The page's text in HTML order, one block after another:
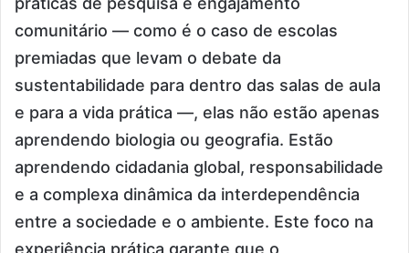
comunitário — como é o caso de escolas
premiadas que levam o debate da
sustentabilidade para dentro das salas de aula
e para a vida prática —, elas não estão apenas
aprendendo biologia ou geografia. Estão
aprendendo cidadania global, responsabilidade
e a complexa dinâmica da interdependência
entre a sociedade e o ambiente. Este foco na
experiência prática garante que o